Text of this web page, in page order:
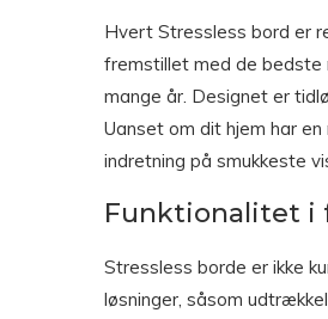
Hvert Stressless bord er
fremstillet med de bedste
mange år. Designet er
Uanset om dit hjem har
indretning på smukkeste
Funktionalitet i
Stressless borde er ikke
løsninger, såsom